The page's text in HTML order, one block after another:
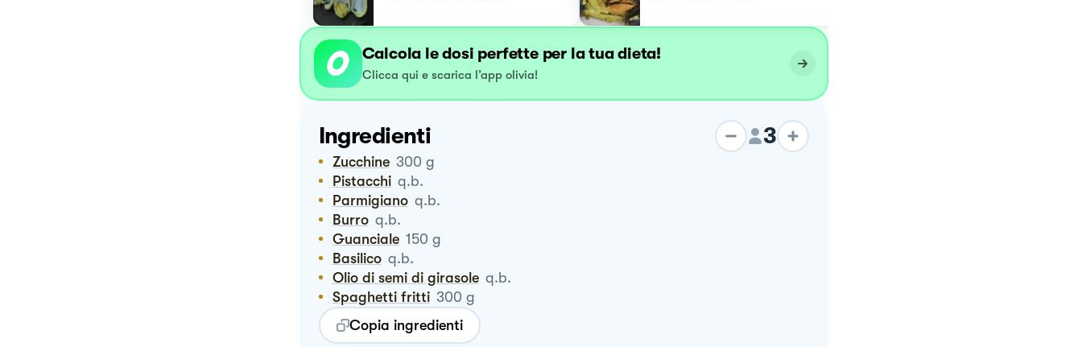
Calcola le dosi perfette per la tua dieta!
Clicca qui e scarica l’app olivia!
Ingredienti 3
Zucchine 300 g
Pistacchi q.b.
Parmigiano q.b.
Burro q.b.
Guanciale 150 g
Basilico q.b.
Olio di semi di girasole q.b.
Spaghetti fritti 300 g
Copia ingredienti